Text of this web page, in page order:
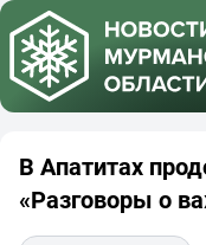
В Апатитах
«Разговоры о